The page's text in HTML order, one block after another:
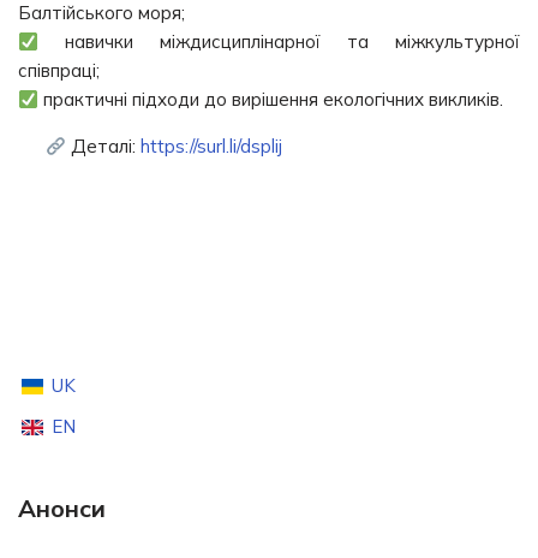
Балтійського моря;
навички міждисциплінарної та міжкультурної
співпраці;
практичні підходи до вирішення екологічних викликів.
Деталі: https://surl.li/dsplij
UK
EN
Анонси